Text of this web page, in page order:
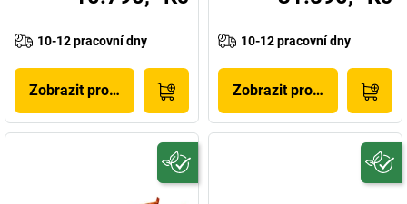
10-12 pracovní dny
Zobrazit produkt
10-12 pracovní dny
Zobrazit produkt